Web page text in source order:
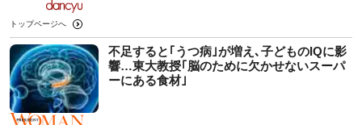
トップページへ
不足すると｢うつ病｣が増え､子どものIQに影
響…東大教授｢脳のために欠かせないスーパ
ーにある食材｣